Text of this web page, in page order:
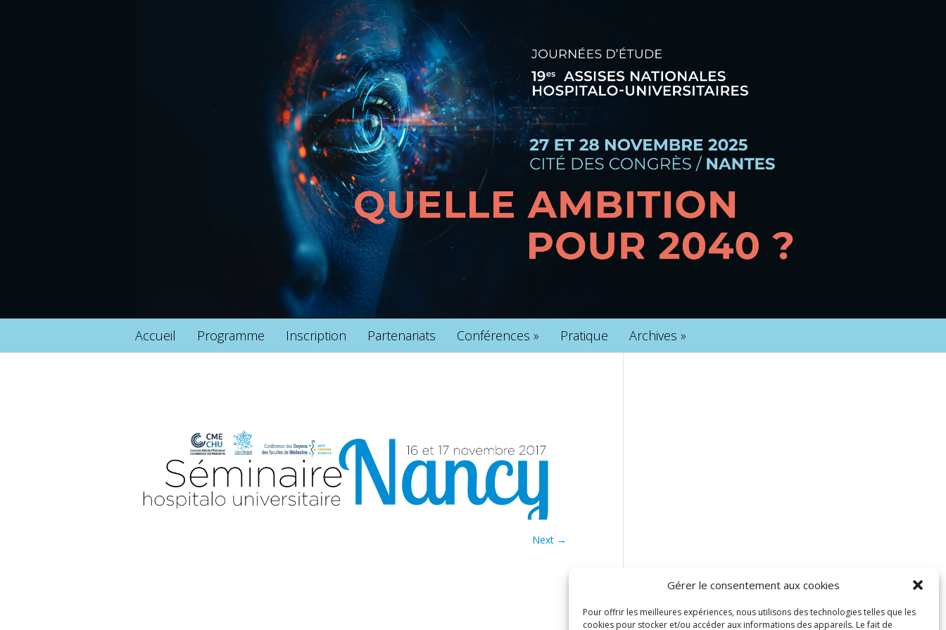
Gérer le consentement aux cookies
Pour offrir les meilleures expériences, nous utilisons des technologies telles que les
cookies pour stocker et/ou accéder aux informations des appareils. Le fait de
Accueil Programme Inscription Partenariats Conférences » Pratique Archives »
Next →